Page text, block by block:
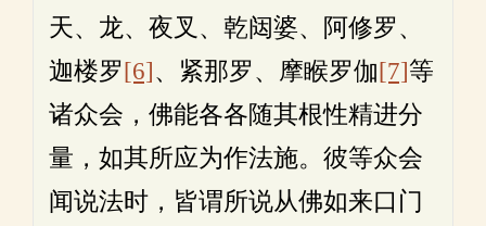
天、龙、夜叉、乾闼婆、阿修罗、
迦楼罗[6]、紧那罗、摩睺罗伽[7]等
诸众会，佛能各各随其根性精进分
量，如其所应为作法施。彼等众会
闻说法时，皆谓所说从佛如来口门